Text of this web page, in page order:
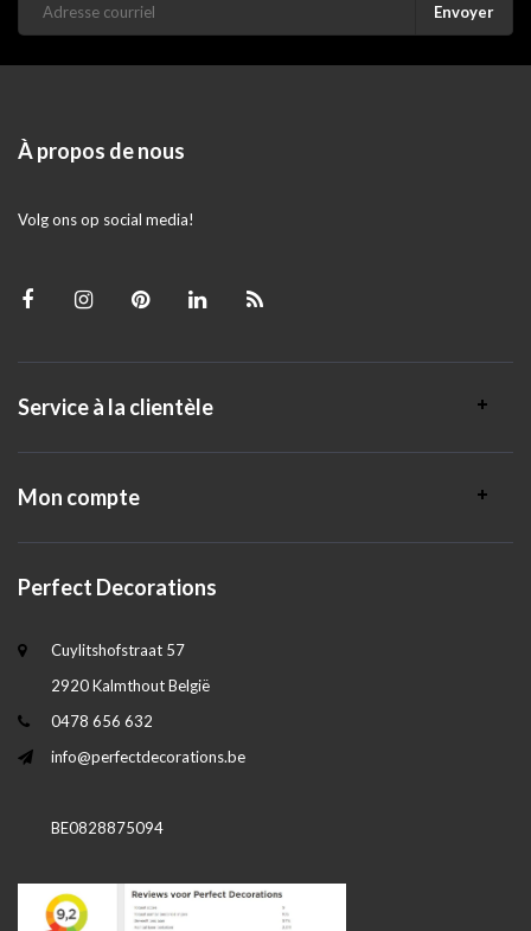
Envoyer
À propos de nous
Volg ons op social media!
Service à la clientèle
Mon compte
Perfect Decorations
Cuylitshofstraat 57
2920 Kalmthout België
0478 656 632
info@perfectdecorations.be
BE0828875094